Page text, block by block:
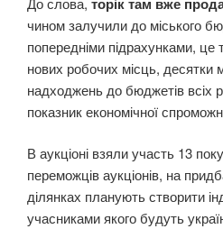
чином залучили до міського
попередніми підрахунками, це
нових робочих місць, десятки
надходжень до бюджетів всіх
показник економічної
В аукціоні взяли участь 13
переможців аукціонів, на
ділянках планують створити
учасниками якого будуть